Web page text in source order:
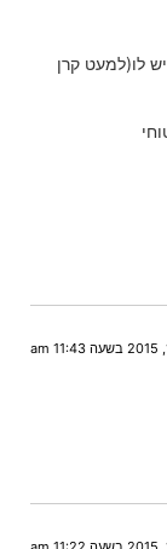
לו(למעט קרן